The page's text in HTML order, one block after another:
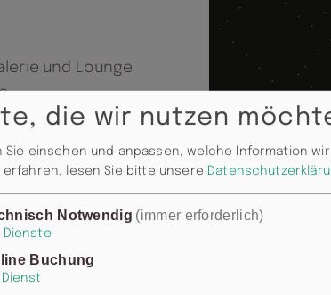
und Lounge
Chemnitzer
Staffelei-
ist er begeisterter
Sprühdose. Er
die wir nutzen
Sie einsehen und anpassen, welche Information wir
erfahren, lesen Sie bitte unsere
Notwendig (immer erforderlich)
Dienste
Buchung
Dienst